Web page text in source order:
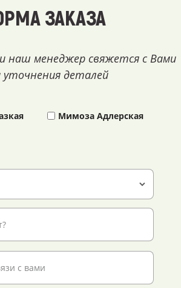
ЗАКАЗА
наш менеджер свяжется с Вами
уточнения деталей
Мимоза Адлерская